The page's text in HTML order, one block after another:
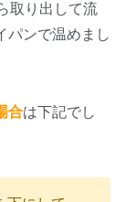
取り出して流
パンで温めまし
合は下記でし